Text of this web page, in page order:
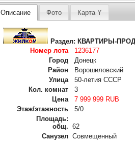
Описание Фото Карта Y
Раздел:КВАРТИРЫ-
Номер лота
1236177
Город
Донецк
Район
Ворошиловский
Улица
50-летия СССР
Кол. комнат
3
Цена
7 999 999 RUB
Этаж/этажность
5/0
Площадь:
общ.
62
Санузел Совмещенный